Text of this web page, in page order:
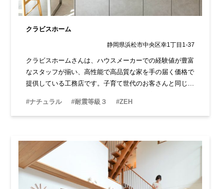
クラビスホーム
静岡県浜松市中央区幸1丁目1-37
クラビスホームさんは、ハウスメーカーでの経験値が豊富
なスタッフが揃い、高性能で高品質な家を手の届く価格で
提供している工務店です。子育て世代のお客さんと同じ目
す。
#ナチュラル #耐震等級３ #ZEH